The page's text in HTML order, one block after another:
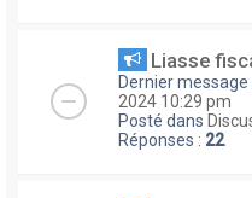
Liasse
Dernier message
2024 10:29 pm
Posté dans
Réponses : 22